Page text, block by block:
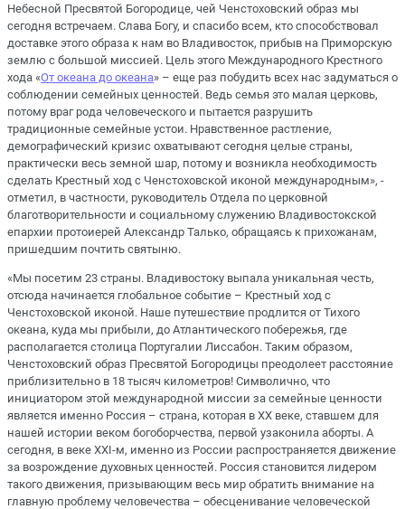
Небесной Пресвятой Богородице, чей Ченстоховский образ мы
сегодня встречаем. Слава Богу, и спасибо всем, кто способствовал
доставке этого образа к нам во Владивосток, прибыв на Приморскую
землю с большой миссией. Цель этого Международного Крестного
хода «От океана до океана» – еще раз побудить всех нас задуматься о
соблюдении семейных ценностей. Ведь семья это малая церковь,
потому враг рода человеческого и пытается разрушить
традиционные семейные устои. Нравственное растление,
демографический кризис охватывают сегодня целые страны,
практически весь земной шар, потому и возникла необходимость
сделать Крестный ход с Ченстоховской иконой международным», -
отметил, в частности, руководитель Отдела по церковной
благотворительности и социальному служению Владивостокской
епархии протоиерей Александр Талько, обращаясь к прихожанам,
пришедшим почтить святыню.
«Мы посетим 23 страны. Владивостоку выпала уникальная честь,
отсюда начинается глобальное событие – Крестный ход с
Ченстоховской иконой. Наше путешествие продлится от Тихого
океана, куда мы прибыли, до Атлантического побережья, где
располагается столица Португалии Лиссабон. Таким образом,
Ченстоховский образ Пресвятой Богородицы преодолеет расстояние
приблизительно в 18 тысяч километров! Символично, что
инициатором этой международной миссии за семейные ценности
является именно Россия – страна, которая в XX веке, ставшем для
нашей истории веком богоборчества, первой узаконила аборты. А
сегодня, в веке XXI-м, именно из России распространяется движение
за возрождение духовных ценностей. Россия становится лидером
такого движения, призывающим весь мир обратить внимание на
главную проблему человечества – обесценивание человеческой